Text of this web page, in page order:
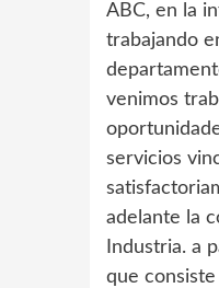
ABC, en la
trabajando
venimos
servicios
adelante la
Industria. a
que